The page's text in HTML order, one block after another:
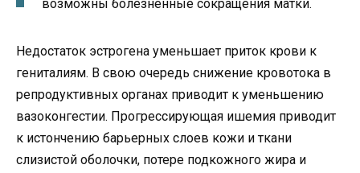
возможны болезненные сокращения матки.
Недостаток эстрогена уменьшает приток крови к
гениталиям. В свою очередь снижение кровотока в
репродуктивных органах приводит к уменьшению
вазоконгестии. Прогрессирующая ишемия приводит
к истончению барьерных слоев кожи и ткани
слизистой оболочки, потере подкожного жира и